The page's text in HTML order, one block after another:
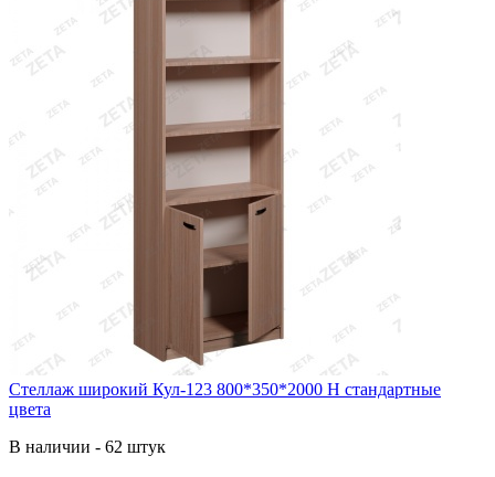
Стеллаж широкий Кул-123 800*350*2000 Н стандартные
цвета
В наличии - 62 штук